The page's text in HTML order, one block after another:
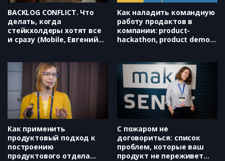
BACKLOG CONFLICT. Что
делать, когда
стейкхолдеры хотят все
и сразу (Mobile, Евгений
Как наладить командную
работу продактов в
компании: product-
hackathon, product demo,
Как применить
продуктовый подход к
построению
продуктового отдела
С пожаром не
договориться: список
проблем, которые ваш
продукт не переживет